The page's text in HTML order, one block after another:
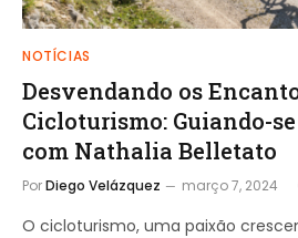
NOTÍCIAS
Desvendando os
Cicloturismo: Guiando-
com Nathalia Belletato
PorDiego Velázquez março 7, 2024
O cicloturismo, uma paixão